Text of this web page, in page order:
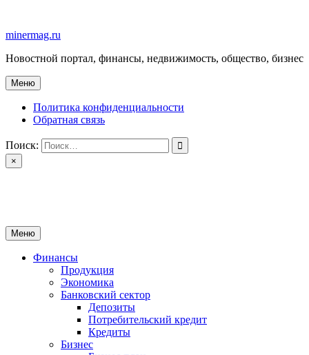
содержимому
minermag.ru
Новостной портал, финансы, недвижимость, общество, бизнес
Меню
Политика конфиденциальности
Обратная связь
Поиск:
×
Меню
Финансы
Продукция
Экономика
Банковский сектор
Депозиты
Потребительский кредит
Кредиты
Бизнес